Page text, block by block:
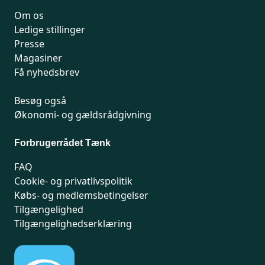
Om os
Ledige stillinger
Presse
Magasiner
Få nyhedsbrev
Besøg også
Økonomi- og gældsrådgivning
Forbrugerrådet Tænk
FAQ
Cookie- og privatlivspolitik
Købs- og medlemsbetingelser
Tilgængelighed
Tilgængelighedserklæring